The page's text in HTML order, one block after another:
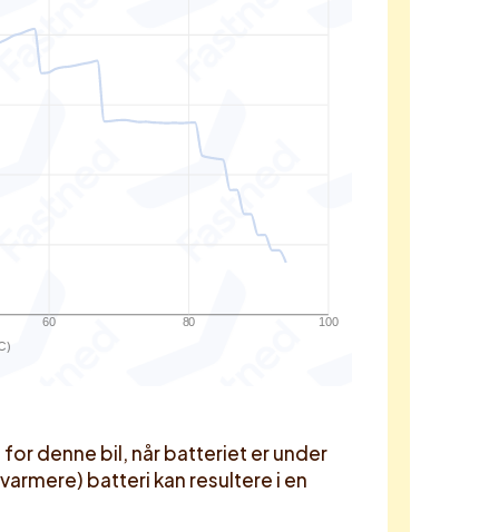
60 80 100
denne bil, når batteriet er under
batteri kan resultere i en